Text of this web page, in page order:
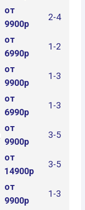
от
9900р
2-4
от
6990р
1-2
от
9900р
1-3
от
6990р
1-3
от
9900р
3-5
от
14900р
3-5
от
9900р
1-3